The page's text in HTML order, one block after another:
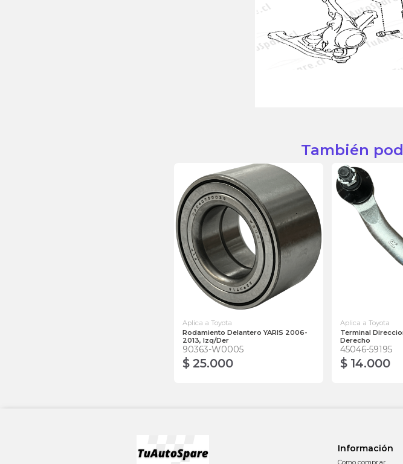
También
Aplica a Toyota
Rodamiento Delantero YARIS 2006-
2013, Izq/Der
90363-W0005
$ 25.000
Aplica a Toyota
Terminal
Derecho
45046-59195
$ 14.000
Información
Como comprar